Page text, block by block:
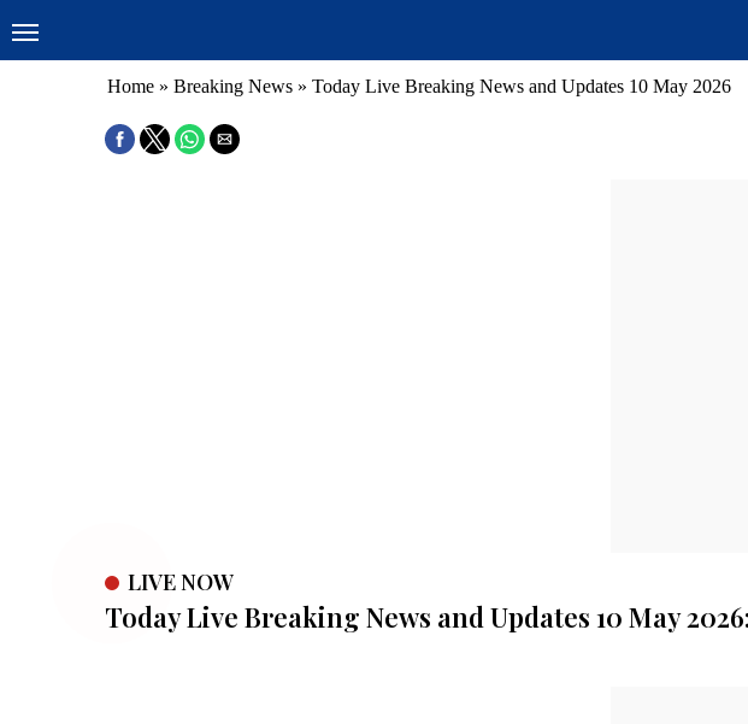
Home » Breaking News » Today Live Breaking News and Updates 10 May 2026
LIVE NOW
Today Live Breaking News and Updates 10 May 2026: